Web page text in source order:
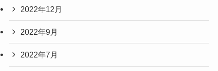
2022年12月
2022年9月
2022年7月